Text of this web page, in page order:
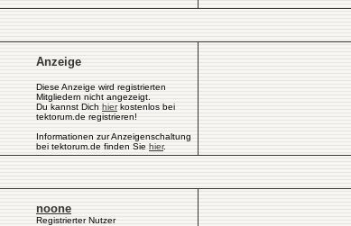
Anzeige
Diese Anzeige wird registrierten
Mitgliedern nicht angezeigt.
Du kannst Dich hierkostenlos bei
tektorum.de registrieren!
Informationen zur Anzeigenschaltung
bei tektorum.de finden Sie hier.
noone
Registrierter Nutzer